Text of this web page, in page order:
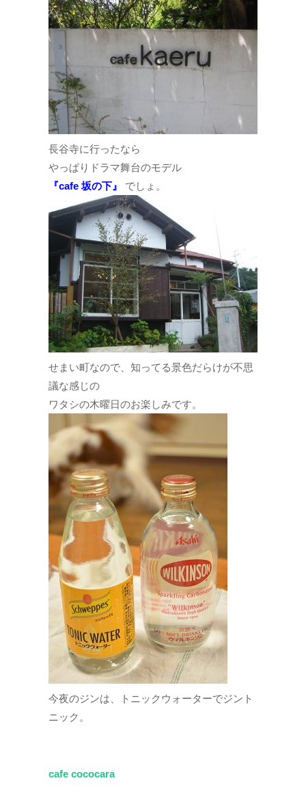
長谷寺に行ったなら
やっぱりドラマ舞台のモデル
『cafe 坂の下』
でしょ。
せまい町なので、知ってる景色だらけが不思
議な感じの
ワタシの木曜日のお楽しみです。
今夜のジンは、トニックウォーターでジント
ニック。
cafe cococara